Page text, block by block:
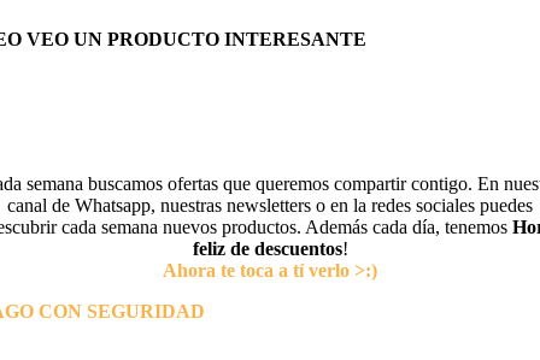
VEO UN PRODUCTO INTERESANTE
semana buscamos ofertas que queremos compartir contigo. En
canal de Whatsapp, nuestras newsletters o en la redes sociales puedes
cada semana nuevos productos. Además cada día, tenemos
feliz de descuentos!
Ahora te toca a tí verlo >:)
CON SEGURIDAD